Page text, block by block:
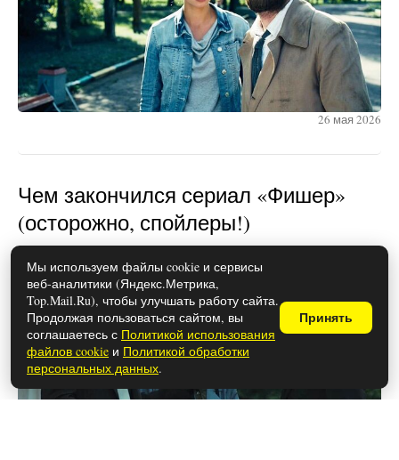
26 мая 2026
Чем закончился сериал «Фишер»
(осторожно, спойлеры!)
Мы используем файлы cookie и сервисы
веб-аналитики (Яндекс.Метрика,
Top.Mail.Ru), чтобы улучшать работу сайта.
Продолжая пользоваться сайтом, вы
соглашаетесь с Политикой использования
файлов cookie и Политикой обработки
персональных данных.
Принять